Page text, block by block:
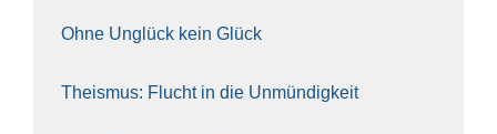
Ohne Unglück kein Glück
The­is­mus: Flucht in die Unmün­dig­keit